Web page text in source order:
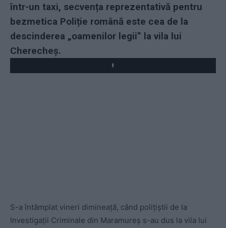
într-un taxi, secvența reprezentativă pentru
bezmetica Poliție română este cea de la
descinderea „oamenilor legii” la vila lui
Cherecheș.
Play
S-a întâmplat vineri dimineață, când poliţiştii de la
Investigaţii Criminale din Maramureş s-au dus la vila lui